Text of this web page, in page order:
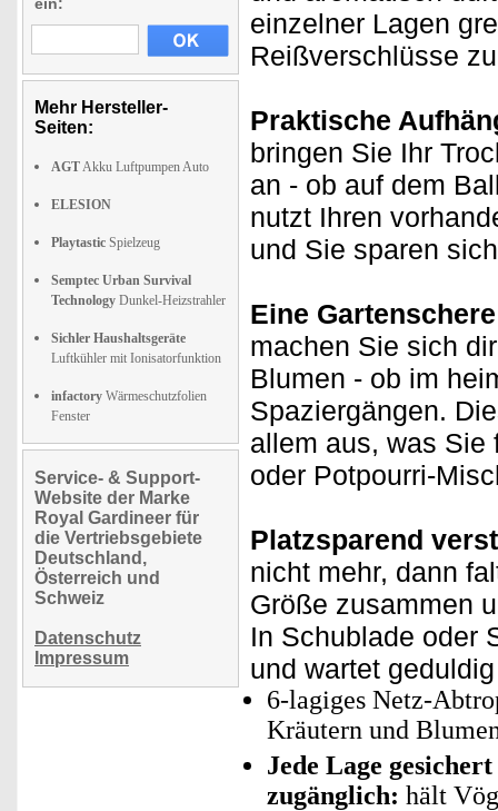
Mehr Hersteller-
Seiten:
AGTAkku Luftpumpen Auto
ELESION
Playtastic Spielzeug
Semptec Urban Survival
Technology Dunkel-Heizstrahler
Sichler Haushaltsgeräte
Luftkühler mit Ionisatorfunktion
infactory Wärmeschutzfolien
Fenster
Service- & Support-
Website der Marke
Royal Gardineer für
die Vertriebsgebiete
Deutschland,
Österreich und
Schweiz
Datenschutz
Impressum
einzelner Lagen
Reißverschlüsse
Praktische
bringen Sie Ihr
an - ob auf dem
nutzt Ihren
und Sie sparen
Eine
machen Sie sich
Blumen - ob im
Spaziergängen.
allem aus, was Sie
oder Potpourri-
Platzsparend
nicht mehr, dann
Größe zusammen
In Schublade oder
und wartet
6-lagiges Netz-
Kräutern und
Jede Lage
zugänglich: hält